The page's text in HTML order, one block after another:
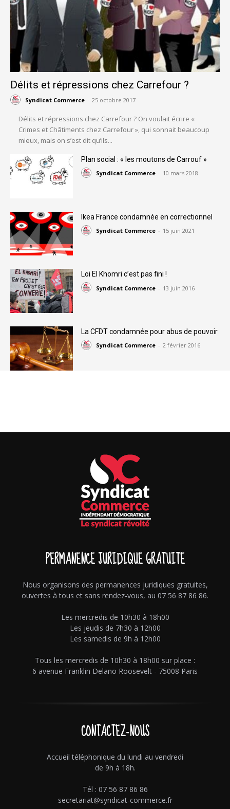
Délits et répressions chez Carrefour ?
Syndicat Commerce - 25 octobre 2017
Délits et répressions chez Carrefour ? On voulait écrire «
Crimes et Châtiments chez Carrefour », qui sonnait beaucoup
mieux, mais on s’est dit qu’ils...
Plan social : « les moutons de Carrouf »
Syndicat Commerce - 10 mars 2018
Ikea France condamnée en correctionnel
Syndicat Commerce - 15 juin 2021
Loi El Khomri c’est pas fini !
Syndicat Commerce - 13 juin 2016
La CFDT condamnée pour abus de pouvoir
Syndicat Commerce - 2 février 2016
PERMANENCE JURIDIQUE GRATUITE
Nous organisons des permanences juridiques gratuites,
ouvertes à tous et sans rendez-vous, au 07 56 87 86 86.
Les mercredis de 10h30 à 18h00
Les jeudis de 7h30 à 12h00
Les samedis de 9h à 12h00
Tous les mercredis de 10h30 à 18h00 sur place :
6 avenue Franklin Delano Roosevelt - 75008 Paris
CONTACTEZ-NOUS
Accueil téléphonique du lundi au vendredi
de 9h à 18h.
Tél : 07 56 87 86 86
secretariat@syndicat-commerce.fr